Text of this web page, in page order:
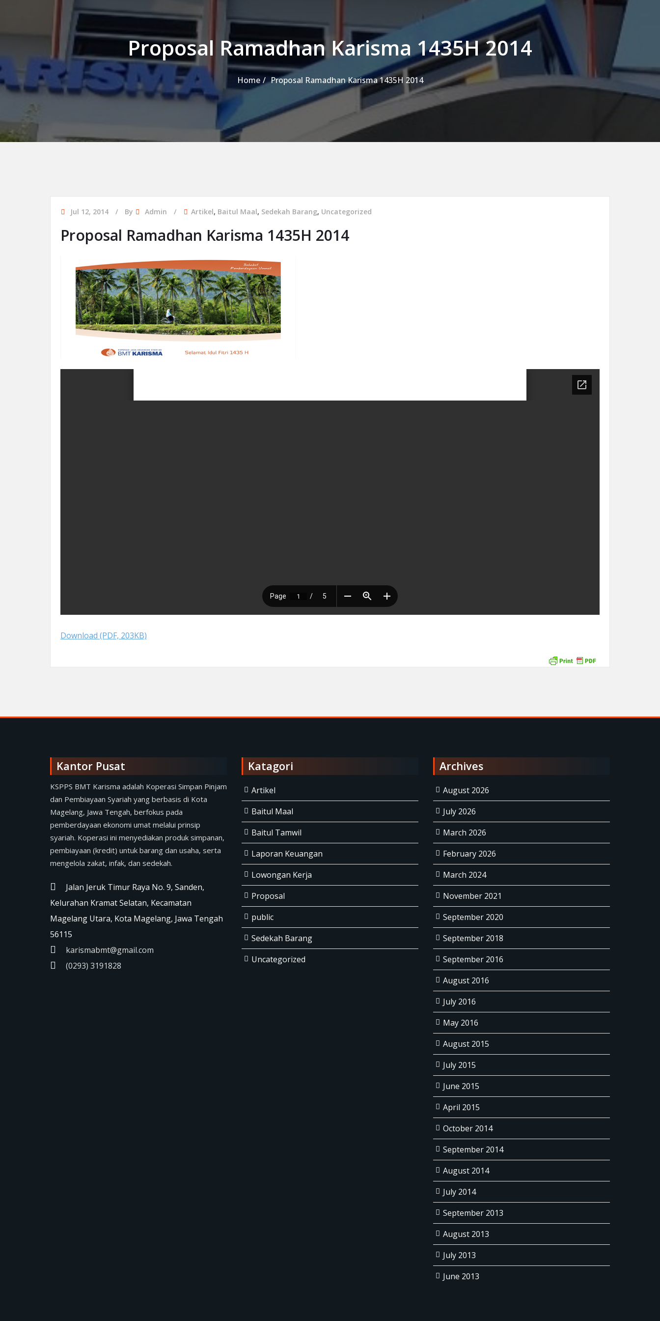
Proposal Ramadhan Karisma 1435H 2014
Home Proposal Ramadhan Karisma 1435H 2014
Jul 12, 2014 By Admin Artikel, Baitul Maal, Sedekah Barang, Uncategorized
Proposal Ramadhan Karisma 1435H 2014
Download (PDF, 203KB)
Kantor Pusat
KSPPS BMT Karisma adalah Koperasi Simpan Pinjam
dan Pembiayaan Syariah yang berbasis di Kota
Magelang, Jawa Tengah, berfokus pada
pemberdayaan ekonomi umat melalui prinsip
syariah. Koperasi ini menyediakan produk simpanan,
pembiayaan (kredit) untuk barang dan usaha, serta
mengelola zakat, infak, dan sedekah.
Jalan Jeruk Timur Raya No. 9, Sanden,
Kelurahan Kramat Selatan, Kecamatan
Magelang Utara, Kota Magelang, Jawa Tengah
56115
karismabmt@gmail.com
(0293) 3191828
Katagori
Artikel
Baitul Maal
Baitul Tamwil
Laporan Keuangan
Lowongan Kerja
Proposal
public
Sedekah Barang
Uncategorized
Archives
August 2026
July 2026
March 2026
February 2026
March 2024
November 2021
September 2020
September 2018
September 2016
August 2016
July 2016
May 2016
August 2015
July 2015
June 2015
April 2015
October 2014
September 2014
August 2014
July 2014
September 2013
August 2013
July 2013
June 2013